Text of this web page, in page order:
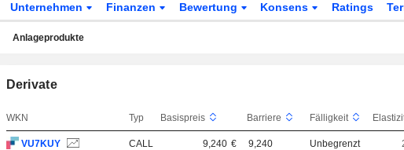
Unternehmen Finanzen Bewertung Konsens Ratings
Anlageprodukte
Derivate
WKN Typ Basispreis Barriere Fälligkeit
VU7KUY CALL 9,240 € 9,240 Unbegrenzt